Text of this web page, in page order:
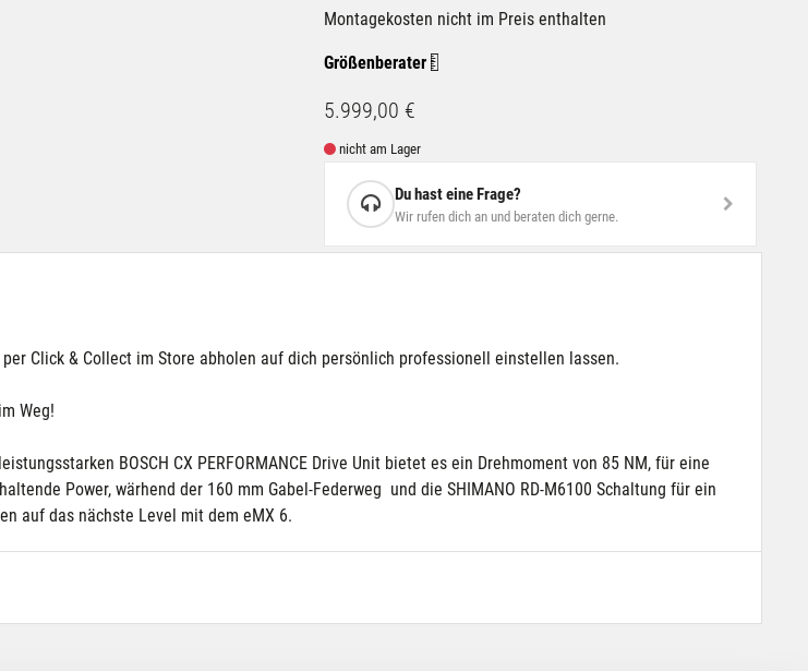
Montagekosten nicht im Preis enthalten
Größenberater
5.999,00 €
nicht am Lager
Du hast eine Frage?
Wir rufen dich an und beraten dich gerne.
Click & Collect im Store abholen auf dich persönlich professionell einstellen lassen.
Weg!
BOSCH CX PERFORMANCE Drive Unit bietet es ein Drehmoment von 85 NM, für eine
Power, wärhend der 160 mm Gabel-Federweg und die SHIMANO RD-M6100 Schaltung für ein
auf das nächste Level mit dem eMX 6.